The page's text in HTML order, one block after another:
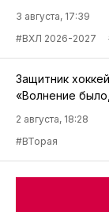
3 августа, 17:39
#ВХЛ 2026-2027
Защитник
«Волнение
2 августа, 18:28
#ВТорая